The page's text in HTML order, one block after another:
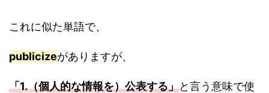
これに似た単語で、
publicizeがありますが、
「1.（個人的な情報を）公表する」と言う意味で使